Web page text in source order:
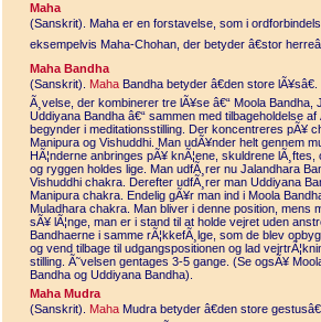
Maha
(Sanskrit). Maha er en forstavelse, som i
eksempelvis Maha-Chohan, der betyder â€stor
Maha Bandha
(Sanskrit). Maha Bandha betyder â€den store
Ã¸velse, der kombinerer tre lÃ¥se â€“ Moola Bandha,
Uddiyana Bandha â€“ sammen med tilbageholdelse af
begynder i meditationsstilling. Der koncentreres pÃ¥
Manipura og Vishuddhi. Man udÃ¥nder helt gennem
HÃ¦nderne anbringes pÃ¥ knÃ¦ene, skuldrene
og ryggen holdes lige. Man udfÃ¸rer nu Jalandhara
Vishuddhi chakra. Derefter udfÃ¸rer man Uddiyana
Manipura chakra. Endelig gÃ¥r man ind i Moola
Muladhara chakra. Man bliver i denne position, mens
sÃ¥ lÃ¦nge, man er i stand til at holde vejret uden
Bandhaerne i samme rÃ¦kkefÃ¸lge, som de blev
og vend tilbage til udgangspositionen og lad
stilling. Ã˜velsen gentages 3-5 gange. (Se ogsÃ¥
Bandha og Uddiyana Bandha).
Maha Mudra
(Sanskrit). Maha Mudra betyder â€den store gestusâ€